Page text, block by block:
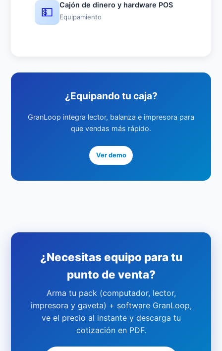
💵
Cajón de dinero y hardware POS
Equipamiento
¿Equipando tu caja?
GranLoop integra lector, balanza e impresora para
que vendas más rápido.
Ver demo
¿Necesitas equipo para tu
punto de venta?
Arma tu pack (computador, lector,
impresora y gaveta) + software GranLoop,
ve el precio al instante y descarga tu
cotización en PDF.